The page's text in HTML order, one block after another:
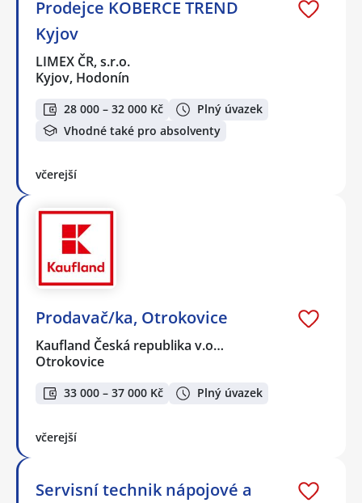
Prodejce KOBERCE TREND
Kyjov
LIMEX ČR, s.r.o.
Kyjov, Hodonín
28 000 – 32 000 Kč
Plný úvazek
Vhodné také pro absolventy
včerejší
Prodavač/ka, Otrokovice
Kaufland Česká republika v.o…
Otrokovice
33 000 – 37 000 Kč Plný úvazek
včerejší
Servisní technik nápojové a